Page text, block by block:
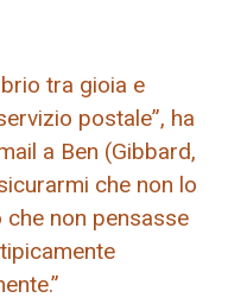
tra gioia e
postale”, ha
a Ben (Gibbard,
che non lo
non pensasse